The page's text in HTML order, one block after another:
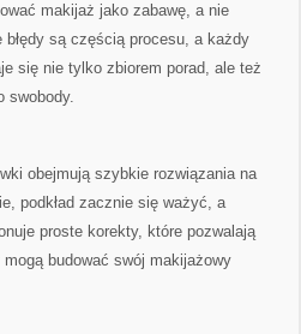
makijaż jako zabawę, a nie
są częścią procesu, a każdy
się nie tylko zbiorem porad, ale też
swobody.
obejmują szybkie rozwiązania na
podkład zacznie się ważyć, a
proste korekty, które pozwalają
budować swój makijażowy